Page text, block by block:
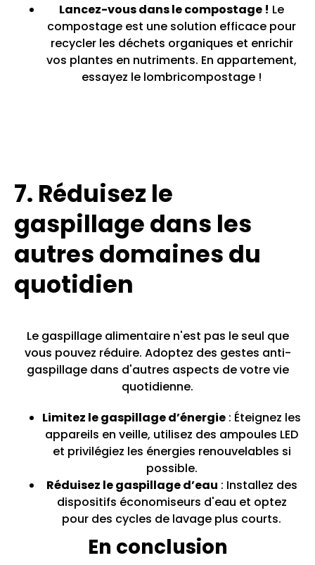
Lancez-vous dans le compostage ! Le
compostage est une solution efficace pour
recycler les déchets organiques et enrichir
vos plantes en nutriments. En appartement,
essayez le lombricompostage !
7. Réduisez le
gaspillage dans les
autres domaines du
quotidien
Le gaspillage alimentaire n'est pas le seul que
vous pouvez réduire. Adoptez des gestes anti-
gaspillage dans d'autres aspects de votre vie
quotidienne.
Limitez le gaspillage d’énergie : Éteignez les
appareils en veille, utilisez des ampoules LED
et privilégiez les énergies renouvelables si
possible.
Réduisez le gaspillage d’eau : Installez des
dispositifs économiseurs d'eau et optez
pour des cycles de lavage plus courts.
En conclusion